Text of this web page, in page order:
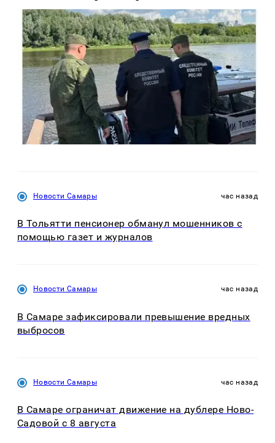
Новости Самары час назад
В Тольятти пенсионер обманул мошенников с
помощью газет и журналов
Новости Самары час назад
В Самаре зафиксировали превышение вредных
выбросов
Новости Самары час назад
В Самаре ограничат движение на дублере Ново-
Садовой с 8 августа